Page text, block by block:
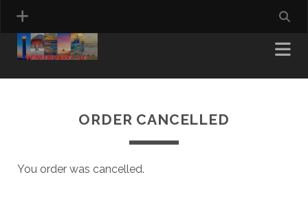
ORDER CANCELLED
You order was cancelled.